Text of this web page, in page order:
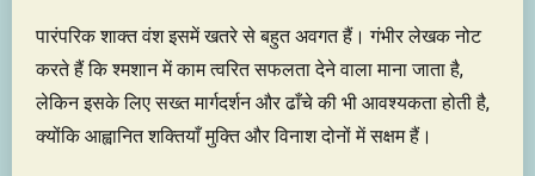
पारंपरिक शाक्त वंश इसमें खतरे से बहुत अवगत हैं। गंभीर लेखक नोट
करते हैं कि श्मशान में काम त्वरित सफलता देने वाला माना जाता है,
लेकिन इसके लिए सख्त मार्गदर्शन और ढाँचे की भी आवश्यकता होती है,
क्योंकि आह्वानित शक्तियाँ मुक्ति और विनाश दोनों में सक्षम हैं।